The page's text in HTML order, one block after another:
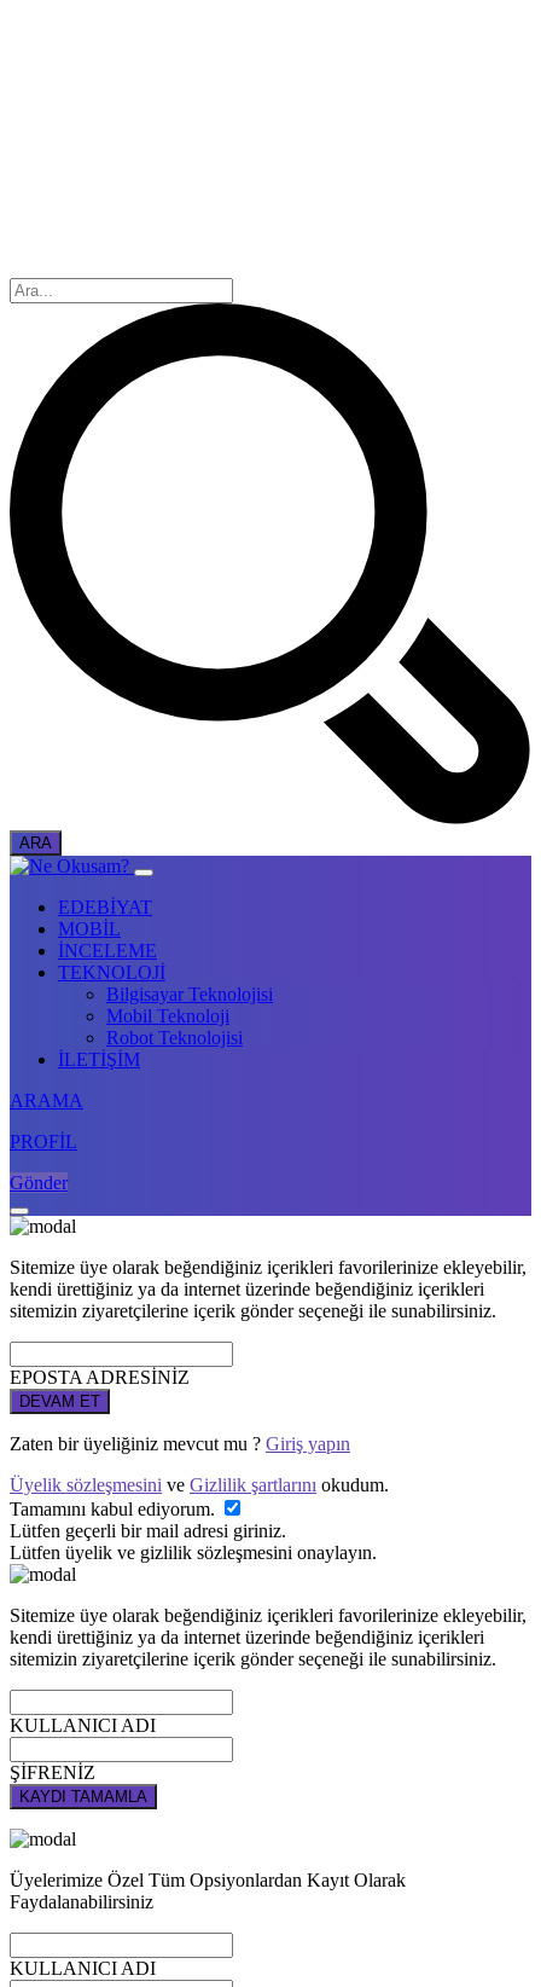
EDEBİYAT
MOBİL
İNCELEME
TEKNOLOJİ
Bilgisayar Teknolojisi
Mobil Teknoloji
Robot Teknolojisi
İLETİŞİM
ARAMA
PROFİL
Gönder
Sitemize üye olarak beğendiğiniz içerikleri favorilerinize ekleyebilir,
kendi ürettiğiniz ya da internet üzerinde beğendiğiniz içerikleri
sitemizin ziyaretçilerine içerik gönder seçeneği ile sunabilirsiniz.
EPOSTA ADRESİNİZ
DEVAM ET
Zaten bir üyeliğiniz mevcut mu ? Giriş yapın
Üyelik sözleşmesini ve Gizlilik şartlarını okudum.
Tamamını kabul ediyorum.
Lütfen geçerli bir mail adresi giriniz.
Lütfen üyelik ve gizlilik sözleşmesini onaylayın.
Sitemize üye olarak beğendiğiniz içerikleri favorilerinize ekleyebilir,
kendi ürettiğiniz ya da internet üzerinde beğendiğiniz içerikleri
sitemizin ziyaretçilerine içerik gönder seçeneği ile sunabilirsiniz.
KULLANICI ADI
ŞİFRENİZ
KAYDI TAMAMLA
Üyelerimize Özel Tüm Opsiyonlardan Kayıt Olarak
Faydalanabilirsiniz
KULLANICI ADI